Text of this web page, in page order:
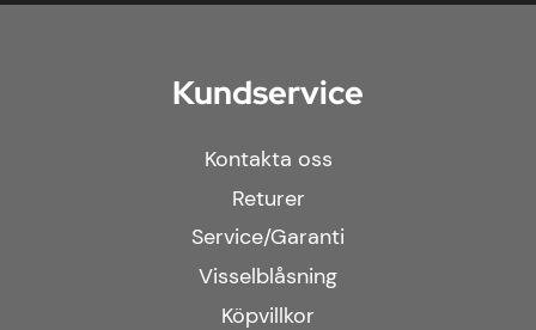
Kundservice
Kontakta oss
Returer
Service/Garanti
Visselblåsning
Köpvillkor